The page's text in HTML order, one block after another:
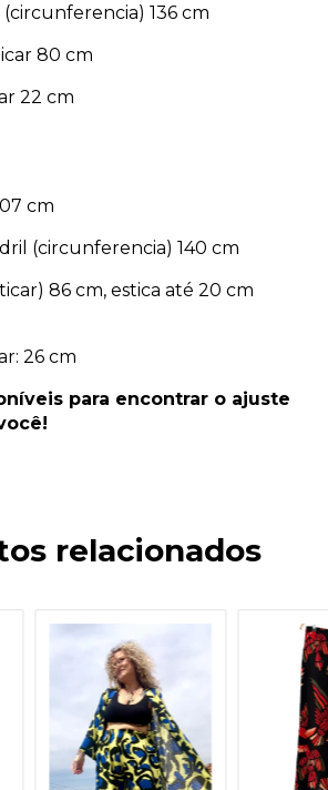
136 cm
80 cm
22 cm
cm
(circunferencia) 140 cm
86 cm, estica até 20 cm
26 cm
para encontrar o ajuste
relacionados